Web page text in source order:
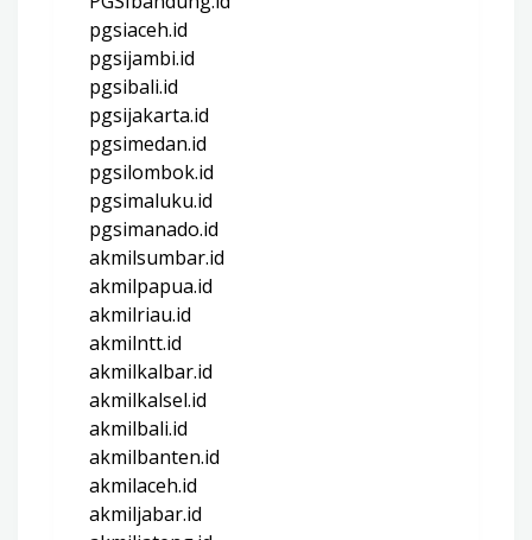
pgsiaceh.id
pgsijambi.id
pgsibali.id
pgsijakarta.id
pgsimedan.id
pgsilombok.id
pgsimaluku.id
pgsimanado.id
akmilsumbar.id
akmilpapua.id
akmilriau.id
akmilntt.id
akmilkalbar.id
akmilkalsel.id
akmilbali.id
akmilbanten.id
akmilaceh.id
akmiljabar.id